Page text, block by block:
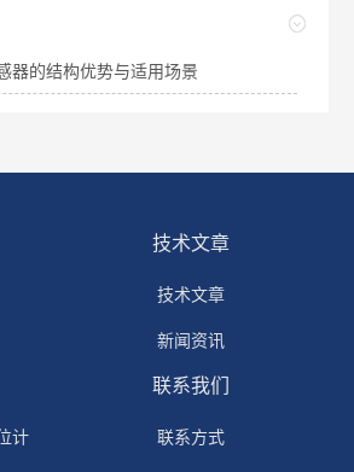
器的结构优势与适用场景
技术文章
技术文章
新闻资讯
计
联系我们
联系方式